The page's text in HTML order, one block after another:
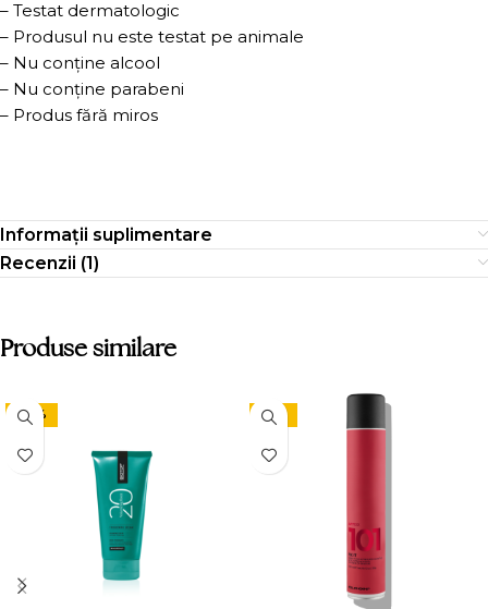
– Testat dermatologic
– Produsul nu este testat pe animale
– Nu conține alcool
– Nu conține parabeni
– Produs fără miros
Informații suplimentare
Recenzii (1)
Produse similare
-24% -15%